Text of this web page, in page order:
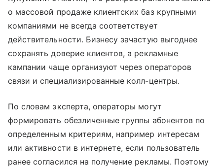
о массовой продаже клиентских баз крупными
компаниями не всегда соответствует
действительности. Бизнесу зачастую выгоднее
сохранять доверие клиентов, а рекламные
кампании чаще организуют через операторов
связи и специализированные колл-центры.
По словам эксперта, операторы могут
формировать обезличенные группы абонентов по
определенным критериям, например интересам
или активности в интернете, если пользователь
ранее согласился на получение рекламы. Поэтому